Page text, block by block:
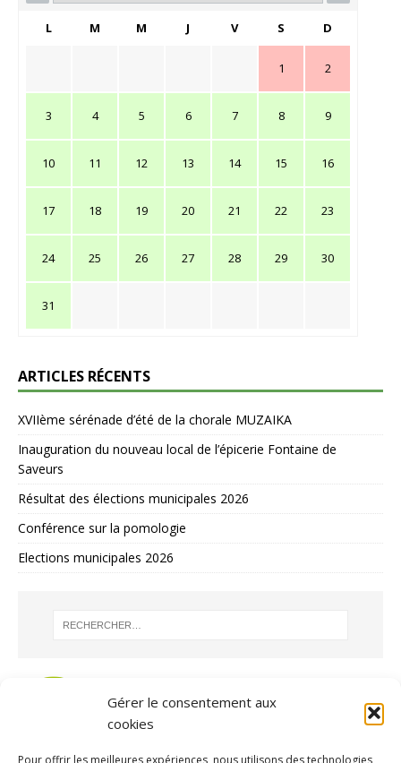
Gérer le consentement aux
cookies
Pour offrir les meilleures expériences, nous utilisons des technologies
L M M J V S D
1 2
3 4 5 6 7 8 9
10 11 12 13 14 15 16
17 18 19 20 21 22 23
24 25 26 27 28 29 30
31
ARTICLES RÉCENTS
XVIIème sérénade d’été de la chorale MUZAIKA
Inauguration du nouveau local de l’épicerie Fontaine de
Saveurs
Résultat des élections municipales 2026
Conférence sur la pomologie
Elections municipales 2026